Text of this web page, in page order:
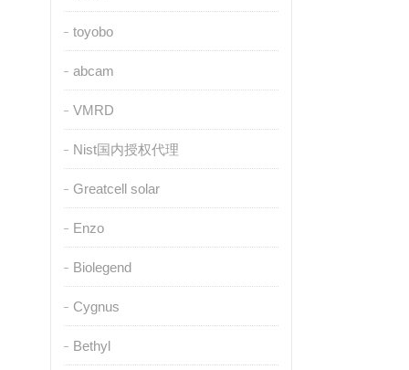
toyobo
abcam
VMRD
Nist国内授权代理
Greatcell solar
Enzo
Biolegend
Cygnus
Bethyl